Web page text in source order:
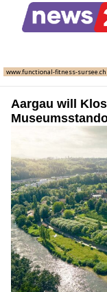
Aargau will